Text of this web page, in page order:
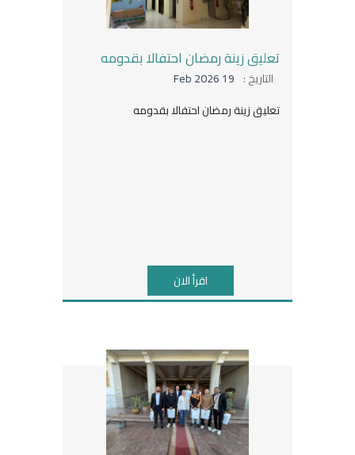
تعليق زينة رمضان احتفالا بقدومه
التاريخ : 19 Feb 2026
تعليق زينة رمضان احتفالا بقدومه
اقرأ الان